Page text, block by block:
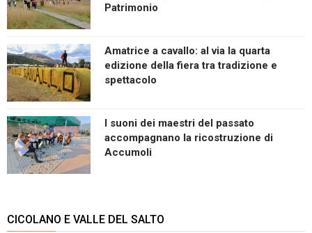
Patrimonio
Amatrice a cavallo: al via la quarta
edizione della fiera tra tradizione e
spettacolo
I suoni dei maestri del passato
accompagnano la ricostruzione di
Accumoli
CICOLANO E VALLE DEL SALTO